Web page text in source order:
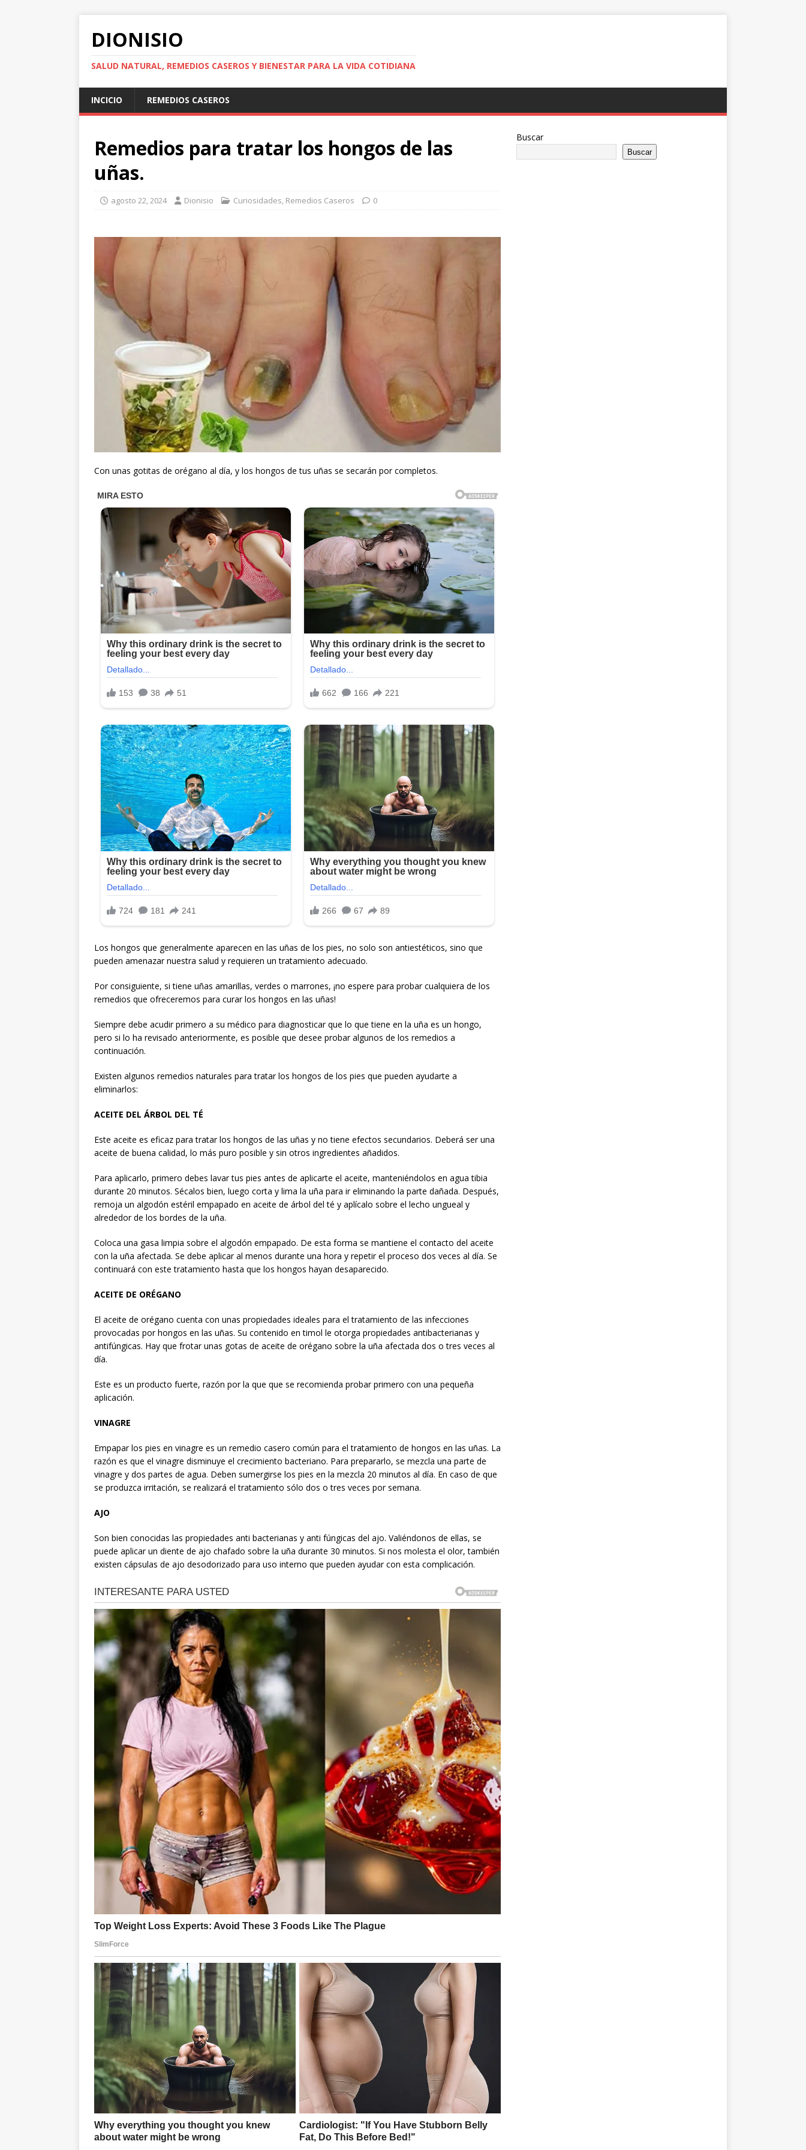
DIONISIO
SALUD NATURAL, REMEDIOS CASEROS Y BIENESTAR PARA LA VIDA COTIDIANA
INCICIO REMEDIOS CASEROS
Remedios para tratar los hongos de las
uñas.
agosto 22, 2024 Dionisio Curiosidades, Remedios Caseros 0
Con unas gotitas de orégano al día, y los hongos de tus uñas se secarán por completos.
Los hongos que generalmente aparecen en las uñas de los pies, no solo son antiestéticos, sino que
pueden amenazar nuestra salud y requieren un tratamiento adecuado.
Por consiguiente, si tiene uñas amarillas, verdes o marrones, ¡no espere para probar cualquiera de los
remedios que ofreceremos para curar los hongos en las uñas!
Siempre debe acudir primero a su médico para diagnosticar que lo que tiene en la uña es un hongo,
pero si lo ha revisado anteriormente, es posible que desee probar algunos de los remedios a
continuación.
Existen algunos remedios naturales para tratar los hongos de los pies que pueden ayudarte a
eliminarlos:
ACEITE DEL ÁRBOL DEL TÉ
Este aceite es eficaz para tratar los hongos de las uñas y no tiene efectos secundarios. Deberá ser una
aceite de buena calidad, lo más puro posible y sin otros ingredientes añadidos.
Para aplicarlo, primero debes lavar tus pies antes de aplicarte el aceite, manteniéndolos en agua tibia
durante 20 minutos. Sécalos bien, luego corta y lima la uña para ir eliminando la parte dañada. Después,
remoja un algodón estéril empapado en aceite de árbol del té y aplícalo sobre el lecho ungueal y
alrededor de los bordes de la uña.
Coloca una gasa limpia sobre el algodón empapado. De esta forma se mantiene el contacto del aceite
con la uña afectada. Se debe aplicar al menos durante una hora y repetir el proceso dos veces al día. Se
continuará con este tratamiento hasta que los hongos hayan desaparecido.
ACEITE DE ORÉGANO
El aceite de orégano cuenta con unas propiedades ideales para el tratamiento de las infecciones
provocadas por hongos en las uñas. Su contenido en timol le otorga propiedades antibacterianas y
antifúngicas. Hay que frotar unas gotas de aceite de orégano sobre la uña afectada dos o tres veces al
día.
Este es un producto fuerte, razón por la que que se recomienda probar primero con una pequeña
aplicación.
VINAGRE
Empapar los pies en vinagre es un remedio casero común para el tratamiento de hongos en las uñas. La
razón es que el vinagre disminuye el crecimiento bacteriano. Para prepararlo, se mezcla una parte de
vinagre y dos partes de agua. Deben sumergirse los pies en la mezcla 20 minutos al día. En caso de que
se produzca irritación, se realizará el tratamiento sólo dos o tres veces por semana.
AJO
Son bien conocidas las propiedades anti bacterianas y anti fúngicas del ajo. Valiéndonos de ellas, se
puede aplicar un diente de ajo chafado sobre la uña durante 30 minutos. Si nos molesta el olor, también
existen cápsulas de ajo desodorizado para uso interno que pueden ayudar con esta complicación.
Buscar
Buscar